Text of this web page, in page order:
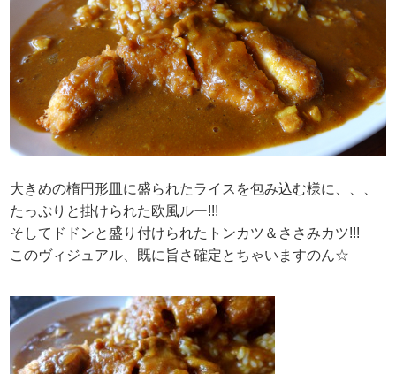
大きめの楕円形皿に盛られたライスを包み込む様に、、、
たっぷりと掛けられた欧風ルー!!!
そしてドドンと盛り付けられたトンカツ＆ささみカツ!!!
このヴィジュアル、既に旨さ確定とちゃいますのん☆